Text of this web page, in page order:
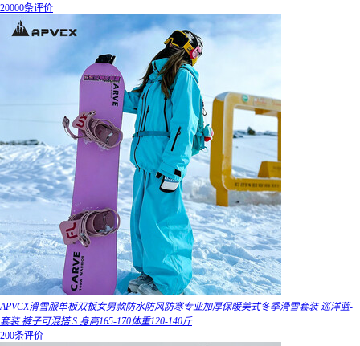
20000条评价
APVCX滑雪服单板双板女男款防水防风防寒专业加厚保暖美式冬季滑雪套装 巡洋蓝-
套装 裤子可混搭 S 身高165-170体重120-140斤
200条评价